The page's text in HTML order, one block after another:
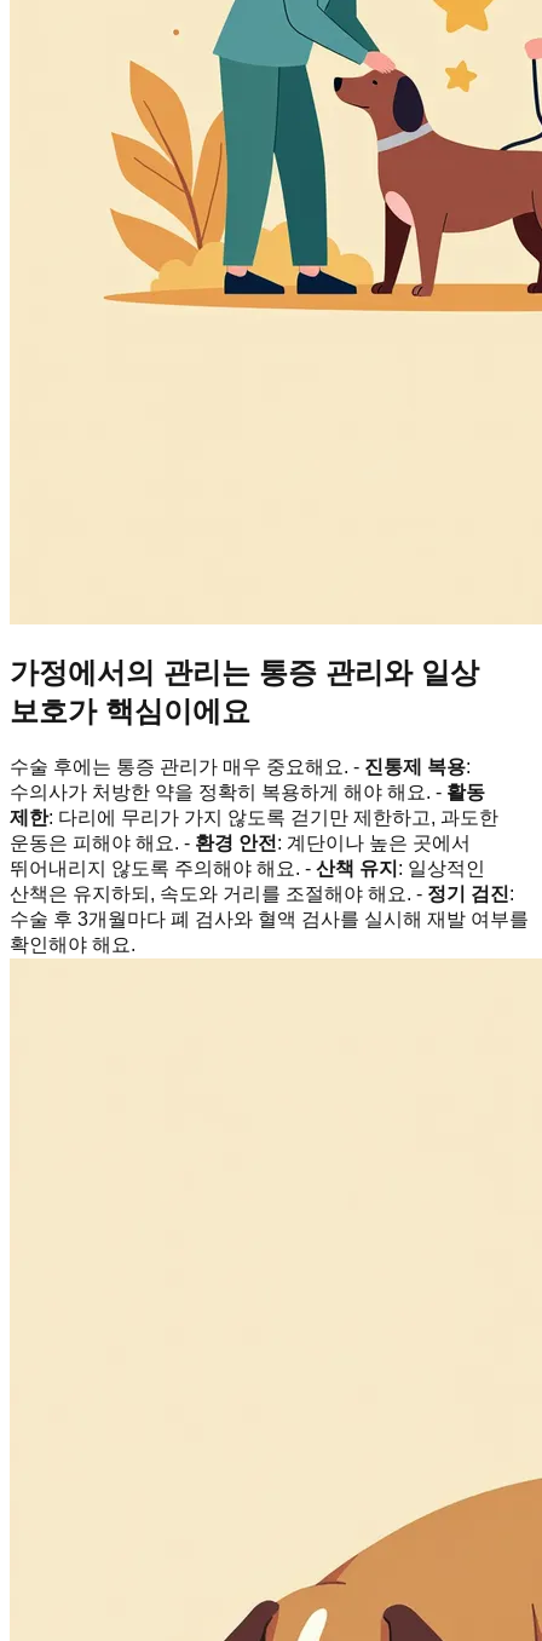
가정에서의 관리는 통증 관리와 일상
보호가 핵심이에요
수술 후에는 통증 관리가 매우 중요해요. - 진통제 복용:
수의사가 처방한 약을 정확히 복용하게 해야 해요. - 활동
제한: 다리에 무리가 가지 않도록 걷기만 제한하고, 과도한
운동은 피해야 해요. - 환경 안전 : 계단이나 높은 곳에서
뛰어내리지 않도록 주의해야 해요. - 산책 유지 : 일상적인
산책은 유지하되, 속도와 거리를 조절해야 해요. - 정기 검진:
수술 후 3개월마다 폐 검사와 혈액 검사를 실시해 재발 여부를
확인해야 해요.